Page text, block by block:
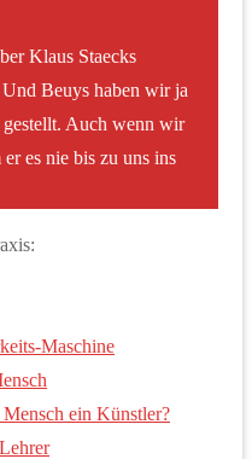
Klaus Staecks
Beuys haben wir ja
gestellt. Auch wenn wir
es nie bis zu uns ins
Maschine
ein Künstler?